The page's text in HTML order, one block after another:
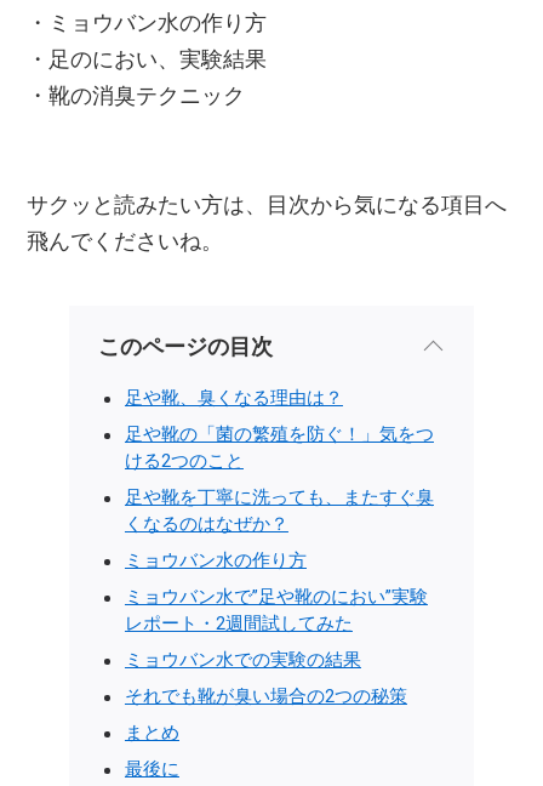
・ミョウバン水の作り方
・足のにおい、実験結果
・靴の消臭テクニック
サクッと読みたい方は、目次から気になる項目へ
飛んでくださいね。
このページの目次
足や靴、臭くなる理由は？
足や靴の「菌の繁殖を防ぐ！」気をつ
ける2つのこと
足や靴を丁寧に洗っても、またすぐ臭
くなるのはなぜか？
ミョウバン水の作り方
ミョウバン水で”足や靴のにおい”実験
レポート・2週間試してみた
ミョウバン水での実験の結果
それでも靴が臭い場合の2つの秘策
まとめ
最後に